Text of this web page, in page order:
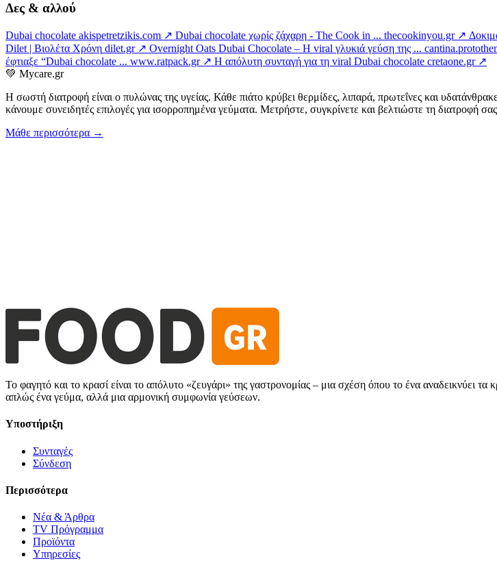
Δες & αλλού
Dubai chocolate akispetretzikis.com ↗ Dubai chocolate χωρίς ζάχαρη - The Cook in ... thecookinyou.gr ↗
Dilet | Βιολέτα Χρόνη dilet.gr ↗ Overnight Oats Dubai Chocolate – H viral γλυκιά γεύση της ...
έφτιαξε “Dubai chocolate ... www.ratpack.gr ↗ Η απόλυτη συνταγή για τη viral Dubai chocolate cretaone.gr ↗
💚 Mycare.gr
Η σωστή διατροφή είναι ο πυλώνας της υγείας. Κάθε πιάτο κρύβει θερμίδες, λιπαρά, πρωτεΐνες και
κάνουμε συνειδητές επιλογές για ισορροπημένα γεύματα. Μετρήστε, συγκρίνετε και βελτιώστε τη διατροφή
Μάθε περισσότερα →
Το φαγητό και το κρασί είναι το απόλυτο «ζευγάρι» της γαστρονομίας – μια σχέση όπου το ένα
απλώς ένα γεύμα, αλλά μια αρμονική συμφωνία γεύσεων.
Υποστήριξη
Συνταγές
Σύνδεση
Περισσότερα
Νέα & Άρθρα
TV Πρόγραμμα
Προϊόντα
Υπηρεσίες